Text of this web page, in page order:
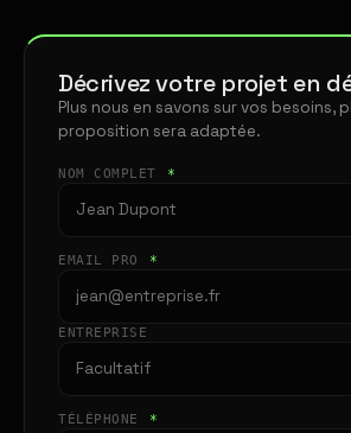
Décrivez votre projet en
Plus nous en savons sur vos besoins,
proposition sera adaptée.
NOM COMPLET *
EMAIL PRO *
ENTREPRISE
TÉLÉPHONE *